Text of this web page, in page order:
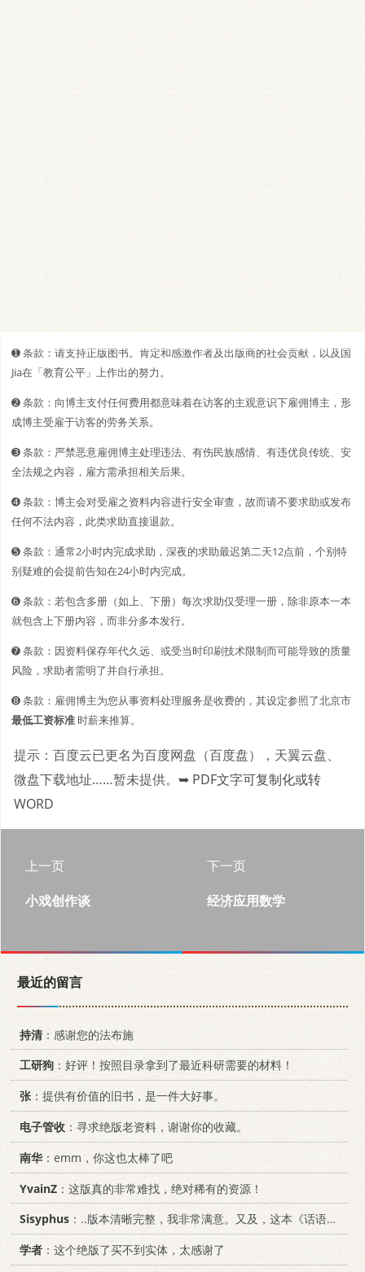
➊️ 条款：请支持正版图书。肯定和感激作者及出版商的社会贡献，以及国
Jia在「教育公平」上作出的努力。
➋️️ 条款：向博主支付任何费用都意味着在访客的主观意识下雇佣博主，形
成博主受雇于访客的劳务关系。
➌ 条款：严禁恶意雇佣博主处理违法、有伤民族感情、有违优良传统、安
全法规之内容，雇方需承担相关后果。
➍ 条款：博主会对受雇之资料内容进行安全审查，故而请不要求助或发布
任何不法内容，此类求助直接退款。
➎ 条款：通常2小时内完成求助，深夜的求助最迟第二天12点前，个别特
别疑难的会提前告知在24小时内完成。
➏ 条款：若包含多册（如上、下册）每次求助仅受理一册，除非原本一本
就包含上下册内容，而非分多本发行。
➐ 条款：因资料保存年代久远、或受当时印刷技术限制而可能导致的质量
风险，求助者需明了并自行承担。
➑ 条款：雇佣博主为您从事资料处理服务是收费的，其设定参照了北京市
最低工资标准时薪来推算。
提示：百度云已更名为百度网盘（百度盘），天翼云盘、
微盘下载地址……暂未提供。 ➥ PDF文字可复制化或转
WORD
上一页
小戏创作谈
下一页
经济应用数学
最近的留言
持清：感谢您的法布施
工研狗 ：好评！按照目录拿到了最近科研需要的材料！
张：提供有价值的旧书，是一件大好事。
电子管收 ：寻求绝版老资料，谢谢你的收藏。
南华：emm，你这也太棒了吧
YvainZ ：这版真的非常难找，绝对稀有的资源！
Sisyphus ：..版本清晰完整，我非常满意。又及，这本《话语的真相》...
学者 ：这个绝版了买不到实体，太感谢了